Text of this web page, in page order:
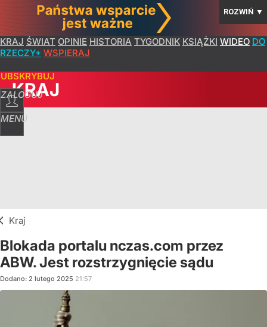
ROZWIŃ ▼
KRAJ ŚWIAT OPINIE HISTORIA TYGODNIK KSIĄŻKI WIDEO DO
RZECZY+ WSPIERAJ
ZALOGUJ
MENU
KRAJ
Kraj
Blokada portalu nczas.com przez
ABW. Jest rozstrzygnięcie sądu
Dodano: 2 lutego 2025 21:57